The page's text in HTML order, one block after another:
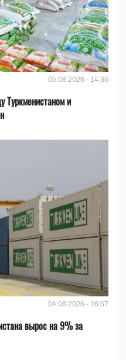
05.08.2026 - 14:35
Туркменистаном и
04.08.2026 - 16:57
вырос на 9% за